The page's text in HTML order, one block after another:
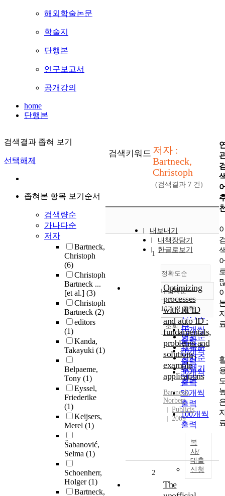
해외학술논문
학술지
단행본
연구보고서
공개강의
home
단행본
검색결과 좁혀 보기
선택해제
좁혀본 항목 보기순서
검색량순
가나다순
저자
Bartneck,
Christoph
(6)
Christoph
Bartneck ...
[et al.] (3)
Christoph
Bartneck (2)
editors
(1)
Kanda,
Takayuki (1)
Belpaeme,
Tony (1)
Eyssel,
Friederike
(1)
Keijsers,
Merel (1)
Šabanović,
Selma (1)
Schoenherr,
Holger(1)
Bartneck,
검색키워드 저자 :
Bartneck,
Christoph
(검색결과 7 건)
내보내기
내책장담기
한글로보기
정확도순
정확도
순
인기도
순
연도순
제목순
저자순
발행기
관순
내림차순
내림차순
10개씩 출력
10개씩
출력
20개씩
출력
30개씩
출력
50개씩
출력
100개씩
출력
조회
1
Optimizing
processes
with RFID
and auto ID :
fundamentals,
problems and
solutions,
example
applications
Bartneck,
Norbert
Publicis
2009
복
사/
대출
신청
2
The